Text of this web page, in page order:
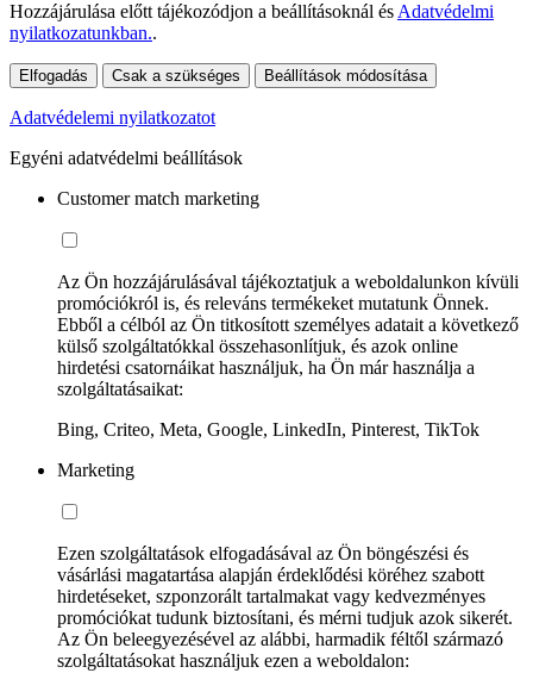
Hozzájárulása előtt tájékozódjon a beállításoknál ésAdatvédelmi
nyilatkozatunkban..
Elfogadás Csak a szükséges Beállítások módosítása
Adatvédelemi nyilatkozatot
Egyéni adatvédelmi beállítások
Customer match marketing
Az Ön hozzájárulásával tájékoztatjuk a weboldalunkon kívüli
promóciókról is, és releváns termékeket mutatunk Önnek.
Ebből a célból az Ön titkosított személyes adatait a következő
külső szolgáltatókkal összehasonlítjuk, és azok online
hirdetési csatornáikat használjuk, ha Ön már használja a
szolgáltatásaikat:
Bing, Criteo, Meta, Google, LinkedIn, Pinterest, TikTok
Marketing
Ezen szolgáltatások elfogadásával az Ön böngészési és
vásárlási magatartása alapján érdeklődési köréhez szabott
hirdetéseket, szponzorált tartalmakat vagy kedvezményes
promóciókat tudunk biztosítani, és mérni tudjuk azok sikerét.
Az Ön beleegyezésével az alábbi, harmadik féltől származó
szolgáltatásokat használjuk ezen a weboldalon: